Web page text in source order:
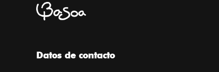
Datos de contacto